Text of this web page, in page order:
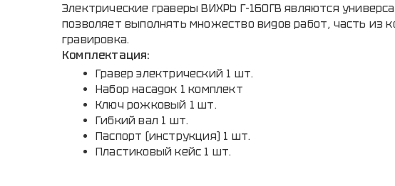
Электрические граверы ВИХРЬ Г-160ГВ являются
позволяет выполнять множество видов работ, часть из
гравировка.
Комплектация:
Гравер электрический 1 шт.
Набор насадок 1 комплект
Ключ рожковый 1 шт.
Гибкий вал 1 шт.
Паспорт (инструкция) 1 шт.
Пластиковый кейс 1 шт.